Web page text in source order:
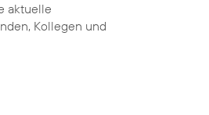
aktuelle
Kollegen und